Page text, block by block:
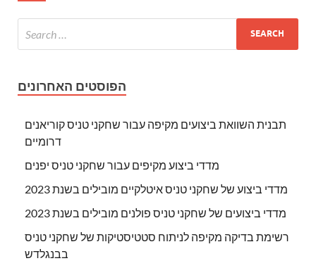
הפוסטים האחרונים
תבנית השוואת ביצועים מקיפה עבור שחקני טניס קוריאנים
דרומיים
מדדי ביצוע מקיפים עבור שחקני טניס יפנים
מדדי ביצוע של שחקני טניס איטלקיים מובילים בשנת 2023
מדדי ביצועים של שחקני טניס פולנים מובילים בשנת 2023
רשימת בדיקה מקיפה לניתוח סטטיסטיקות של שחקני טניס
בבנגלדש